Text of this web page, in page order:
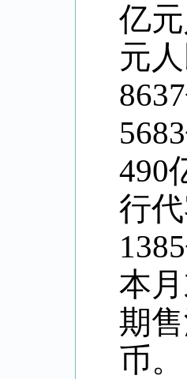
亿
元
8637
5683
490
行
1385
本
期
币。